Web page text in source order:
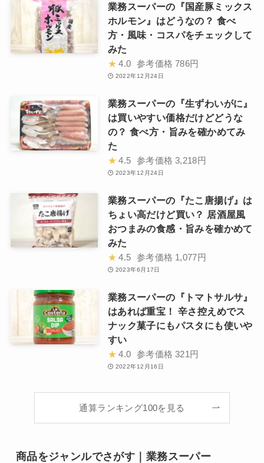
業務スーパーの『国産豚ミックス
ホルモン』はどうなの？ 食べ
方・風味・コスパをチェックして
みた
★ 4.0 参考価格 786円
2022年12月24日
業務スーパーの『生ずわいがに』
は買いやすい価格だけどどうな
の？ 食べ方・旨みを確かめてみ
た
★ 4.5 参考価格 3,218円
2023年12月24日
業務スーパーの『たこ唐揚げ』は
ちょい高だけど買い？ 居酒屋風
おつまみの食感・旨みを確かめて
みた
★ 4.5 参考価格 1,077円
2023年6月17日
業務スーパーの『トマトサルサ』
はあれば重宝！ 辛さ控えめでス
ナック菓子にもパスタにも使いや
すい
★ 4.0 参考価格 321円
2022年12月16日
通算ランキング100を見る
商品をジャンルでさがす｜業務スーパー